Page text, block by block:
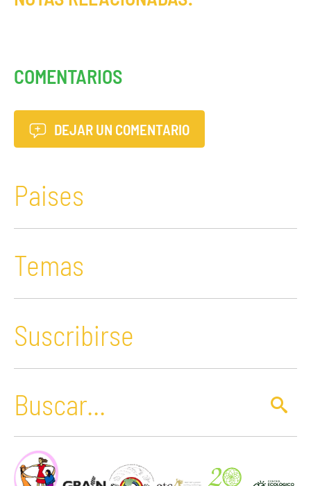
COMENTARIOS
DEJAR UN COMENTARIO
Paises
Temas
Suscribirse